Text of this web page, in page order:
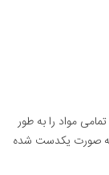
مواد را به طور
به صورت یکدست شده